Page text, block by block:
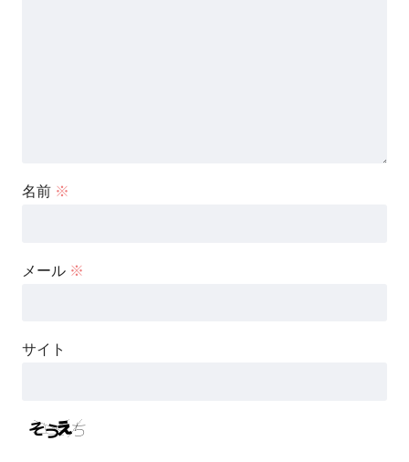
名前 ※
メール ※
サイト